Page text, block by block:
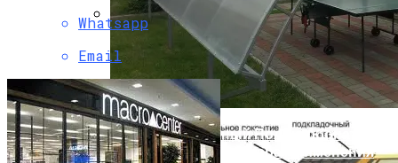
Какие Материалы Позволяют
Устойчиво Выдерживать Снеговые
Нагрузки На Крыше
Профилированный Поликарбонат:
Преимущества И Сфера Применения
Whatsapp
Email